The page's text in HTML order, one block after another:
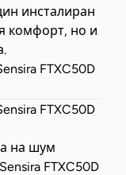
инсталиран
комфорт, но и
на шум
FTXC50D